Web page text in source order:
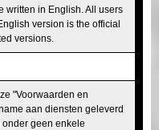
Osaka
written in English. All users
version is the official
versions.
"Voorwaarden en
aan diensten geleverd
geen enkele